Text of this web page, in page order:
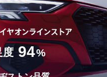
度 94%